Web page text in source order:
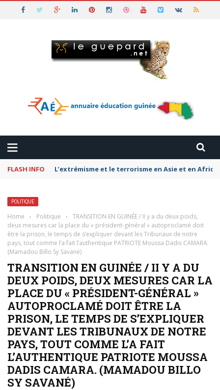
FLASH INFO L’extrémisme et le terrorisme en Asie et en
POLITIQUE
Home › Politique ›
TRANSITION EN GUINÉE / II y a du deux poids,
deux mesures car la place du « président-général » autoproclamé doit
être la prison, le temps de s’expliquer devant les Tribunaux de notre
pays, tout comme l’a fait l’authentique PATRIOTE Moussa Dadis CAMARA.
(Mamadou Billo Sy Savané)
TRANSITION EN GUINÉE / II Y A DU
DEUX POIDS, DEUX MESURES CAR LA
PLACE DU « PRÉSIDENT-GÉNÉRAL »
AUTOPROCLAMÉ DOIT ÊTRE LA
PRISON, LE TEMPS DE S’EXPLIQUER
DEVANT LES TRIBUNAUX DE NOTRE
PAYS, TOUT COMME L’A FAIT
L’AUTHENTIQUE PATRIOTE MOUSSA
DADIS CAMARA. (MAMADOU BILLO
SY SAVANÉ)